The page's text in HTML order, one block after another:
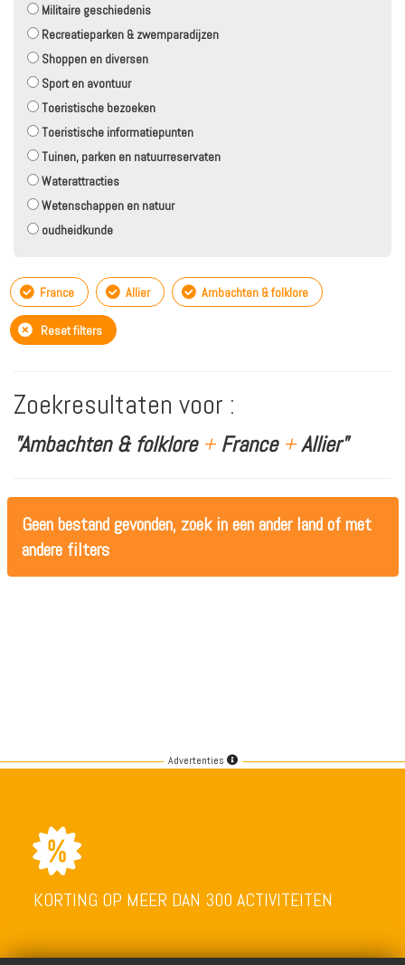
Militaire geschiedenis
Recreatieparken & zwemparadijzen
Shoppen en diversen
Sport en avontuur
Toeristische bezoeken
Toeristische informatiepunten
Tuinen, parken en natuurreservaten
Waterattracties
Wetenschappen en natuur
oudheidkunde
France Allier Ambachten & folklore
Reset filters
Zoekresultaten voor :
"Ambachten & folklore +France +Allier"
Geen bestand gevonden, zoek in een ander land of met
andere filters
Advertenties
KORTING OP MEER DAN 300 ACTIVITEITEN